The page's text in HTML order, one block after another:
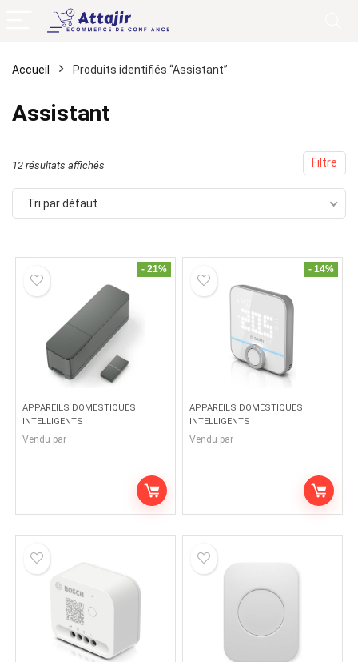
Accueil Produits identifiés “Assistant”
Assistant
Filtre
12 résultats affichés
Tri par défaut
- 21%
APPAREILS DOMESTIQUES
INTELLIGENTS
Vendu par
- 14%
APPAREILS DOMESTIQUES
INTELLIGENTS
Vendu par